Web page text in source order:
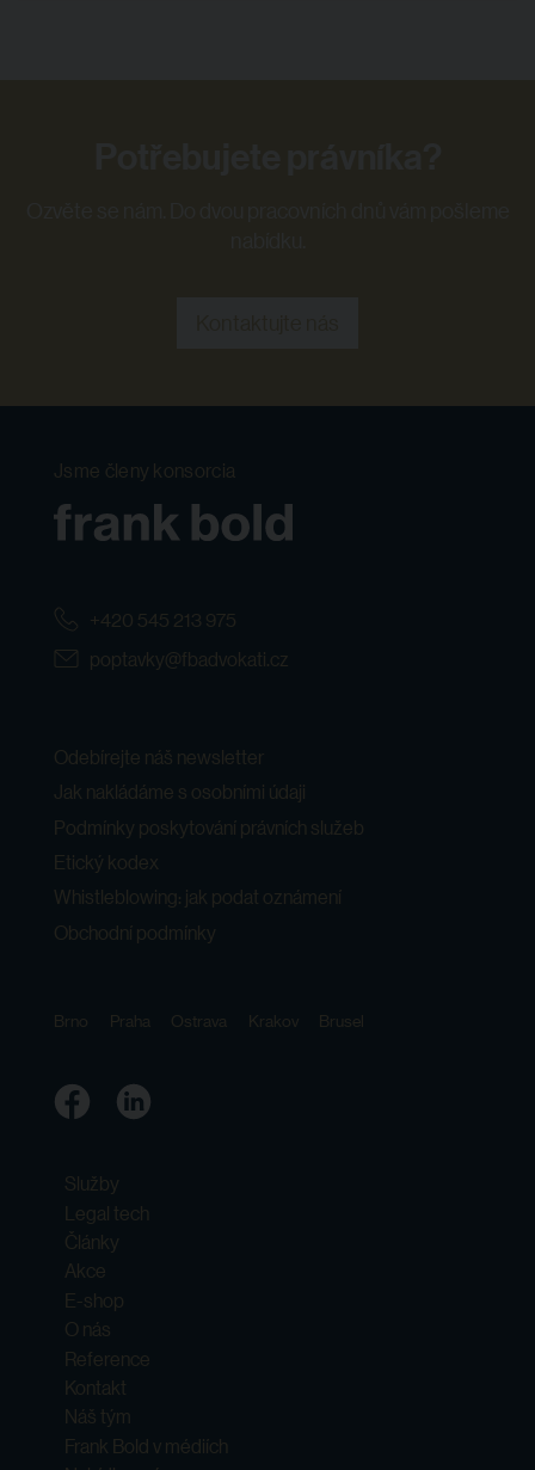
Jsme členy konsorcia
+420 545 213 975
poptavky@fbadvokati.cz
Odebírejte náš newsletter
Jak nakládáme s osobními údaji
Podmínky poskytování právních služeb
Etický kodex
Whistleblowing: jak podat oznámení
Obchodní podmínky
Brno Praha Ostrava Krakov Brusel
Služby
Legal tech
Články
Akce
E-shop
O nás
Reference
Kontakt
Náš tým
Frank Bold v médiích